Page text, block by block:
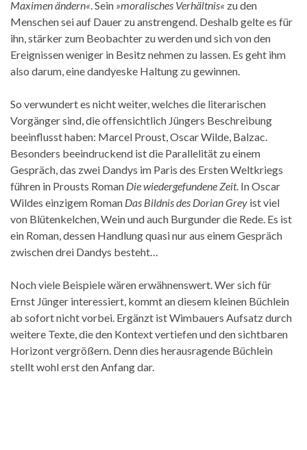
Maximen ändern«. Sein »moralisches Verhältnis« zu den
Menschen sei auf Dauer zu anstrengend. Deshalb gelte es für
ihn, stärker zum Beobachter zu werden und sich von den
Ereignissen weniger in Besitz nehmen zu lassen. Es geht ihm
also darum, eine dandyeske Haltung zu gewinnen.
So verwundert es nicht weiter, welches die literarischen
Vorgänger sind, die offensichtlich Jüngers Beschreibung
beeinflusst haben: Marcel Proust, Oscar Wilde, Balzac.
Besonders beeindruckend ist die Parallelität zu einem
Gespräch, das zwei Dandys im Paris des Ersten Weltkriegs
führen in Prousts Roman Die wiedergefundene Zeit. In Oscar
Wildes einzigem Roman Das Bildnis des Dorian Grey ist viel
von Blütenkelchen, Wein und auch Burgunder die Rede. Es ist
ein Roman, dessen Handlung quasi nur aus einem Gespräch
zwischen drei Dandys besteht…
Noch viele Beispiele wären erwähnenswert. Wer sich für
Ernst Jünger interessiert, kommt an diesem kleinen Büchlein
ab sofort nicht vorbei. Ergänzt ist Wimbauers Aufsatz durch
weitere Texte, die den Kontext vertiefen und den sichtbaren
Horizont vergrößern. Denn dies herausragende Büchlein
stellt wohl erst den Anfang dar.